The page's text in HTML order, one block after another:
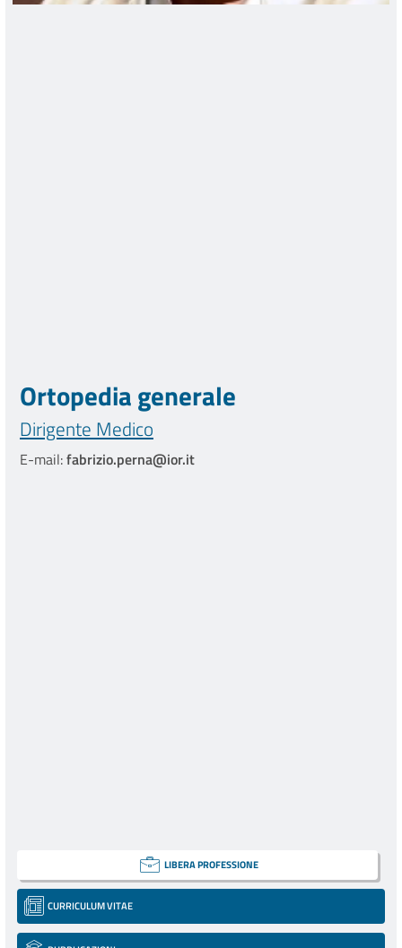
Ortopedia generale
Dirigente Medico
E-mail:fabrizio.perna@ior.it
LIBERA PROFESSIONE
CURRICULUM VITAE